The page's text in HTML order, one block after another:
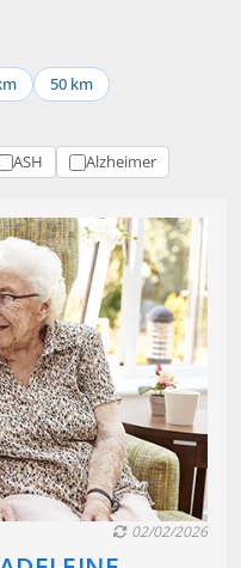
50 km
ASH Alzheimer
02/02/2026